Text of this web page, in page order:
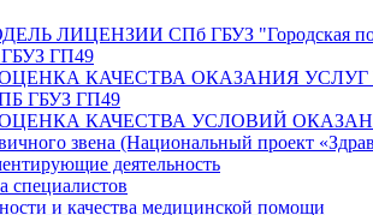
ЛИЦЕНЗИИ СПб ГБУЗ "Городская
ГП49
КАЧЕСТВА ОКАЗАНИЯ
ГБУЗ ГП49
КАЧЕСТВА УСЛОВИЙ
звена (Национальный проект
деятельность
специалистов
и качества медицинской помощи